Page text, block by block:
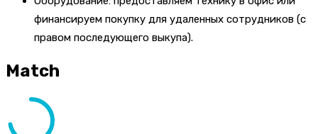
финансируем покупку для удаленных сотрудников (с
правом последующего выкупа).
Match